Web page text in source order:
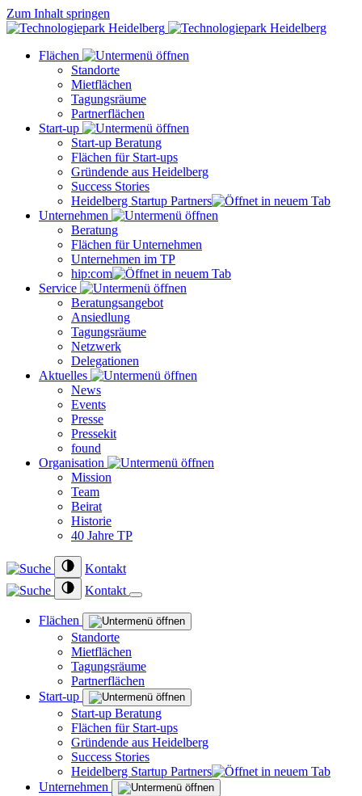
Zum Inhalt springen
Flächen
Standorte
Mietflächen
Tagungsräume
Partnerflächen
Start-up
Start-up Beratung
Flächen für Start-ups
Gründende aus Heidelberg
Success Stories
Heidelberg Startup Partners
Unternehmen
Beratung
Flächen für Unternehmen
Unternehmen im TP
hip:com
Service
Beratungsangebot
Ansiedlung
Tagungsräume
Netzwerk
Delegationen
Aktuelles
News
Events
Presse
Pressekit
found
Organisation
Mission
Team
Beirat
Historie
40 Jahre TP
Kontakt
Kontakt
Flächen
Standorte
Mietflächen
Tagungsräume
Partnerflächen
Start-up
Start-up Beratung
Flächen für Start-ups
Gründende aus Heidelberg
Success Stories
Heidelberg Startup Partners
Unternehmen